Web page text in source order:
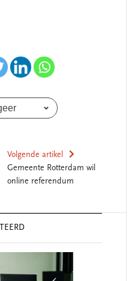
Volgende artikel
Gemeente Rotterdam wil
online referendum